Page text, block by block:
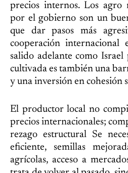
precios internos. Los agro
por el gobierno son un
que dar pasos más
cooperación internacional
salido adelante como Israel
cultivada es también una
y una inversión en cohesión
El productor local no
precios internacionales;
rezago estructural Se
eficiente, semillas
agrícolas, acceso a